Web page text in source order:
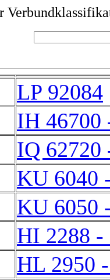
LP 92084
IH 46700
IQ 62720
KU 6040
KU 6050
HI 2288 -
HL 2950